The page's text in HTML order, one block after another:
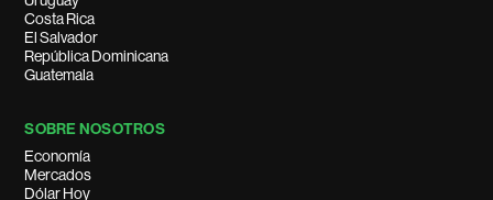
Costa Rica
El Salvador
República Dominicana
Guatemala
SOBRE NOSOTROS
Economía
Mercados
Dólar Hoy